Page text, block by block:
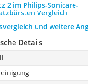
2 im Philips-Sonicare-
Vergleich
und weitere
Details